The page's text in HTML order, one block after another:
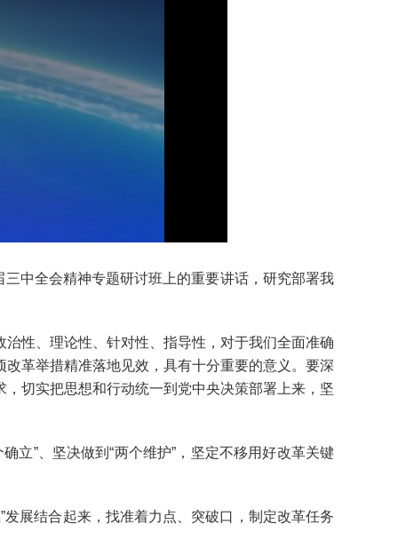
中全会精神专题研讨班上的重要讲话，研究部署我
性、理论性、针对性、指导性，对于我们全面准确
革举措精准落地见效，具有十分重要的意义。要深
切实把思想和行动统一到党中央决策部署上来，坚
”、坚决做到“两个维护”，坚定不移用好改革关键
展结合起来，找准着力点、突破口，制定改革任务